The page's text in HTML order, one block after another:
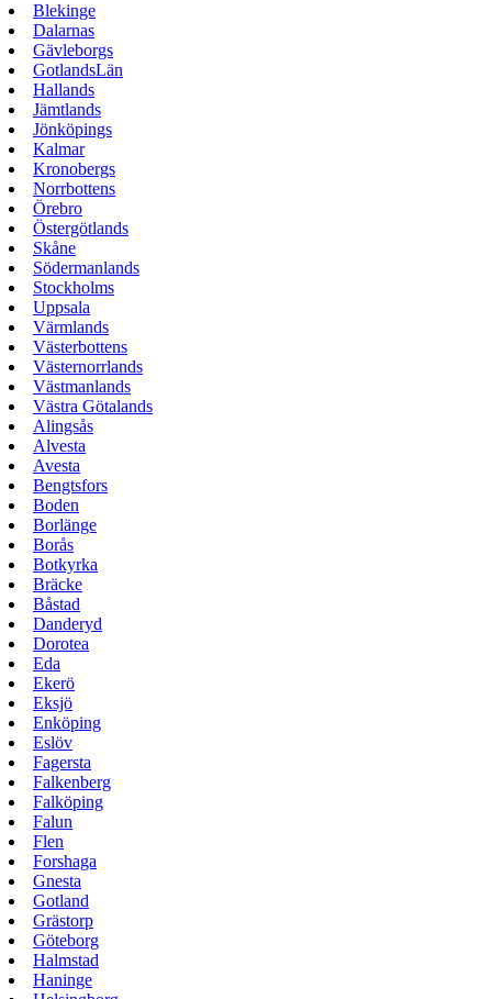
Blekinge
Dalarnas
Gävleborgs
GotlandsLän
Hallands
Jämtlands
Jönköpings
Kalmar
Kronobergs
Norrbottens
Örebro
Östergötlands
Skåne
Södermanlands
Stockholms
Uppsala
Värmlands
Västerbottens
Västernorrlands
Västmanlands
Västra Götalands
Alingsås
Alvesta
Avesta
Bengtsfors
Boden
Borlänge
Borås
Botkyrka
Bräcke
Båstad
Danderyd
Dorotea
Eda
Ekerö
Eksjö
Enköping
Eslöv
Fagersta
Falkenberg
Falköping
Falun
Flen
Forshaga
Gnesta
Gotland
Grästorp
Göteborg
Halmstad
Haninge